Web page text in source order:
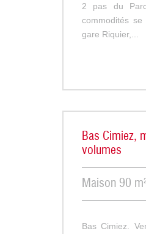
2 pas du
commodités
gare Riquier,...
Bas Cimiez,
volumes
Maison 90
Bas Cimiez.